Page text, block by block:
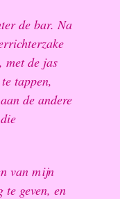
de bar. Na
met de jas
tappen,
de andere
van mijn
te geven, en